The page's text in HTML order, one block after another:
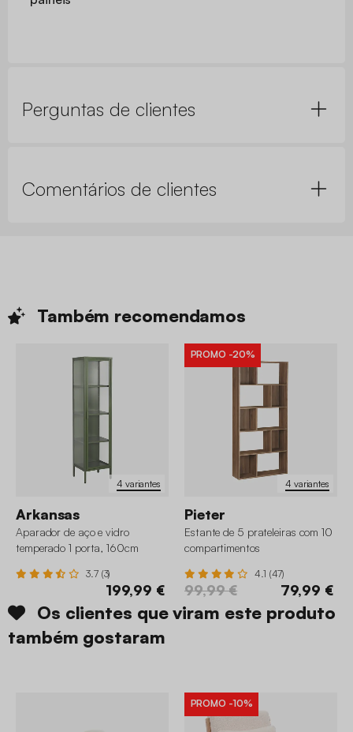
Perguntas de clientes
Comentários de clientes
Também recomendamos
4 variantes
Arkansas
Aparador de aço e vidro
temperado 1 porta, 160cm
3.7 (3)
199,99 €
4 variantes
PROMO -20%
Pieter
Estante de 5 prateleiras com 10
compartimentos
4.1 (47)
99,99 € 79,99 €
Os clientes que viram este produto
também gostaram
PROMO -10%